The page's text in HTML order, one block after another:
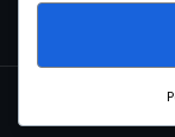
Copyright ©